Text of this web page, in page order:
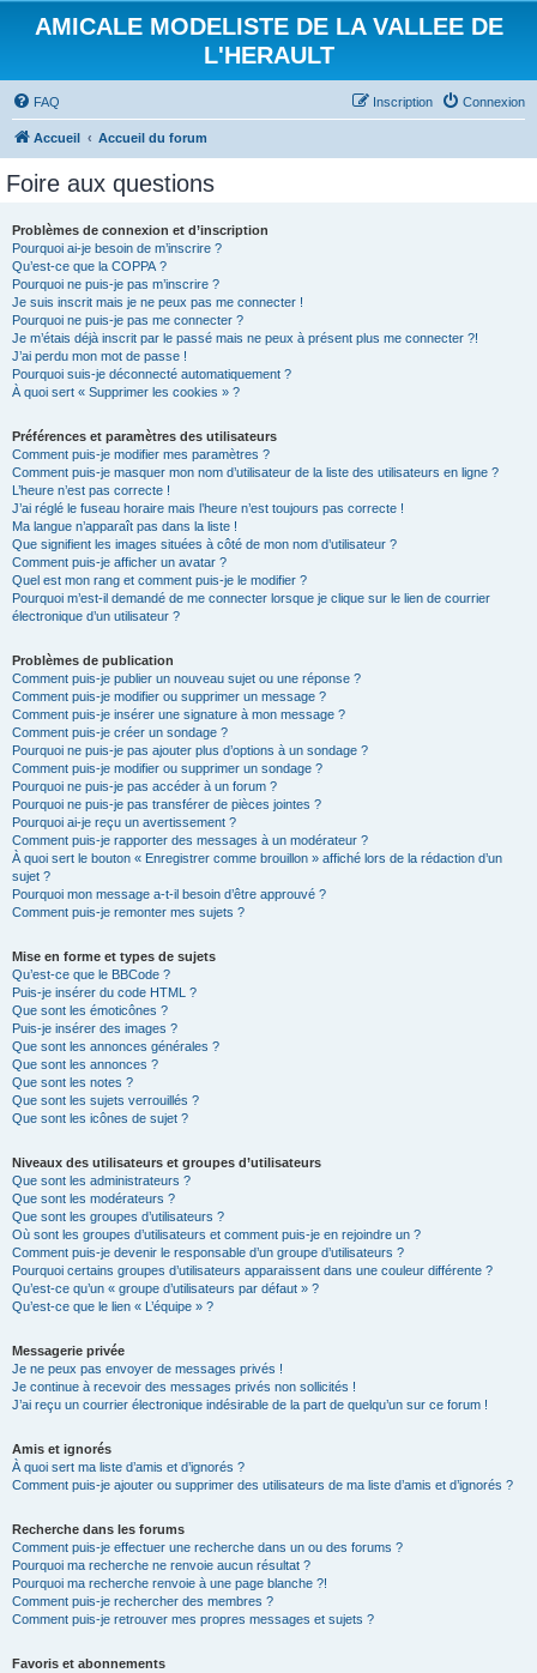
AMICALE MODELISTE DE LA VALLEE DE
L'HERAULT
FAQ Connexion
Inscription
Accueil Accueil du forum
Foire aux questions
Problèmes de connexion et d’inscription
Pourquoi ai-je besoin de m’inscrire ?
Qu’est-ce que la COPPA ?
Pourquoi ne puis-je pas m’inscrire ?
Je suis inscrit mais je ne peux pas me connecter !
Pourquoi ne puis-je pas me connecter ?
Je m’étais déjà inscrit par le passé mais ne peux à présent plus me connecter ?!
J’ai perdu mon mot de passe !
Pourquoi suis-je déconnecté automatiquement ?
À quoi sert « Supprimer les cookies » ?
Préférences et paramètres des utilisateurs
Comment puis-je modifier mes paramètres ?
Comment puis-je masquer mon nom d’utilisateur de la liste des utilisateurs en ligne ?
L’heure n’est pas correcte !
J’ai réglé le fuseau horaire mais l’heure n’est toujours pas correcte !
Ma langue n’apparaît pas dans la liste !
Que signifient les images situées à côté de mon nom d’utilisateur ?
Comment puis-je afficher un avatar ?
Quel est mon rang et comment puis-je le modifier ?
Pourquoi m’est-il demandé de me connecter lorsque je clique sur le lien de courrier
électronique d’un utilisateur ?
Problèmes de publication
Comment puis-je publier un nouveau sujet ou une réponse ?
Comment puis-je modifier ou supprimer un message ?
Comment puis-je insérer une signature à mon message ?
Comment puis-je créer un sondage ?
Pourquoi ne puis-je pas ajouter plus d’options à un sondage ?
Comment puis-je modifier ou supprimer un sondage ?
Pourquoi ne puis-je pas accéder à un forum ?
Pourquoi ne puis-je pas transférer de pièces jointes ?
Pourquoi ai-je reçu un avertissement ?
Comment puis-je rapporter des messages à un modérateur ?
À quoi sert le bouton « Enregistrer comme brouillon » affiché lors de la rédaction d’un
sujet ?
Pourquoi mon message a-t-il besoin d’être approuvé ?
Comment puis-je remonter mes sujets ?
Mise en forme et types de sujets
Qu’est-ce que le BBCode ?
Puis-je insérer du code HTML ?
Que sont les émoticônes ?
Puis-je insérer des images ?
Que sont les annonces générales ?
Que sont les annonces ?
Que sont les notes ?
Que sont les sujets verrouillés ?
Que sont les icônes de sujet ?
Niveaux des utilisateurs et groupes d’utilisateurs
Que sont les administrateurs ?
Que sont les modérateurs ?
Que sont les groupes d’utilisateurs ?
Où sont les groupes d’utilisateurs et comment puis-je en rejoindre un ?
Comment puis-je devenir le responsable d’un groupe d’utilisateurs ?
Pourquoi certains groupes d’utilisateurs apparaissent dans une couleur différente ?
Qu’est-ce qu’un « groupe d’utilisateurs par défaut » ?
Qu’est-ce que le lien « L’équipe » ?
Messagerie privée
Je ne peux pas envoyer de messages privés !
Je continue à recevoir des messages privés non sollicités !
J’ai reçu un courrier électronique indésirable de la part de quelqu’un sur ce forum !
Amis et ignorés
À quoi sert ma liste d’amis et d’ignorés ?
Comment puis-je ajouter ou supprimer des utilisateurs de ma liste d’amis et d’ignorés ?
Recherche dans les forums
Comment puis-je effectuer une recherche dans un ou des forums ?
Pourquoi ma recherche ne renvoie aucun résultat ?
Pourquoi ma recherche renvoie à une page blanche ?!
Comment puis-je rechercher des membres ?
Comment puis-je retrouver mes propres messages et sujets ?
Favoris et abonnements